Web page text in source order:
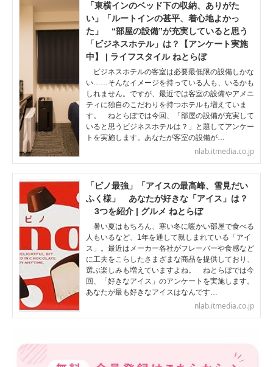
「東横インのベッド下の収納、ありがた
い」「ルートインの甚平、着心地よかっ
た」 “部屋の設備”が充実していると思う
「ビジネスホテル」は？【アンケート実施
中】 | ライフスタイル ねとらぼ
ビジネスホテルの客室は必要最低限の設備しかな
い……そんなイメージを持っている人も、いるかも
しれません。ですが、最近では客室の設備やアメニ
ティに独自のこだわりを持つホテルも増えていま
す。 ねとらぼでは今回、「部屋の設備が充実して
いると思うビジネスホテルは？」と題してアンケー
トを実施します。あなたが客室の設備が…
nlab.itmedia.co.jp
「ピノ最強」「アイスの最高峰、雪見だい
ふく様」 あなたが好きな「アイス」は？
3つを紹介 | グルメ ねとらぼ
暑い夏はもちろん、寒い冬に暖かい部屋で食べる
人もいるなど、1年を通して親しまれている「アイ
ス」。最近はメーカー各社がフレーバーや食感など
に工夫をこらしたさまざまな商品を提供しており、
選ぶ楽しみも増えていますよね。 ねとらぼでは今
回、「好きなアイス」のアンケートを実施します。
あなたが最も好きなアイスはなんです…
nlab.itmedia.co.jp